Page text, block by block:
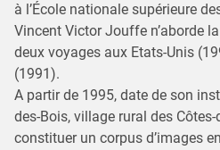
à l’École nationale supérieure
Vincent Victor Jouffe n’aborde
deux voyages aux Etats-Unis
(1991).
A partir de 1995, date de son
des-Bois, village rural des Côtes-
constituer un corpus d’images